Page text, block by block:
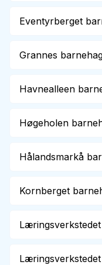
Eventyrberget
Grannes
Havnealleen
Høgeholen
Hålandsmarkå
Kornberget